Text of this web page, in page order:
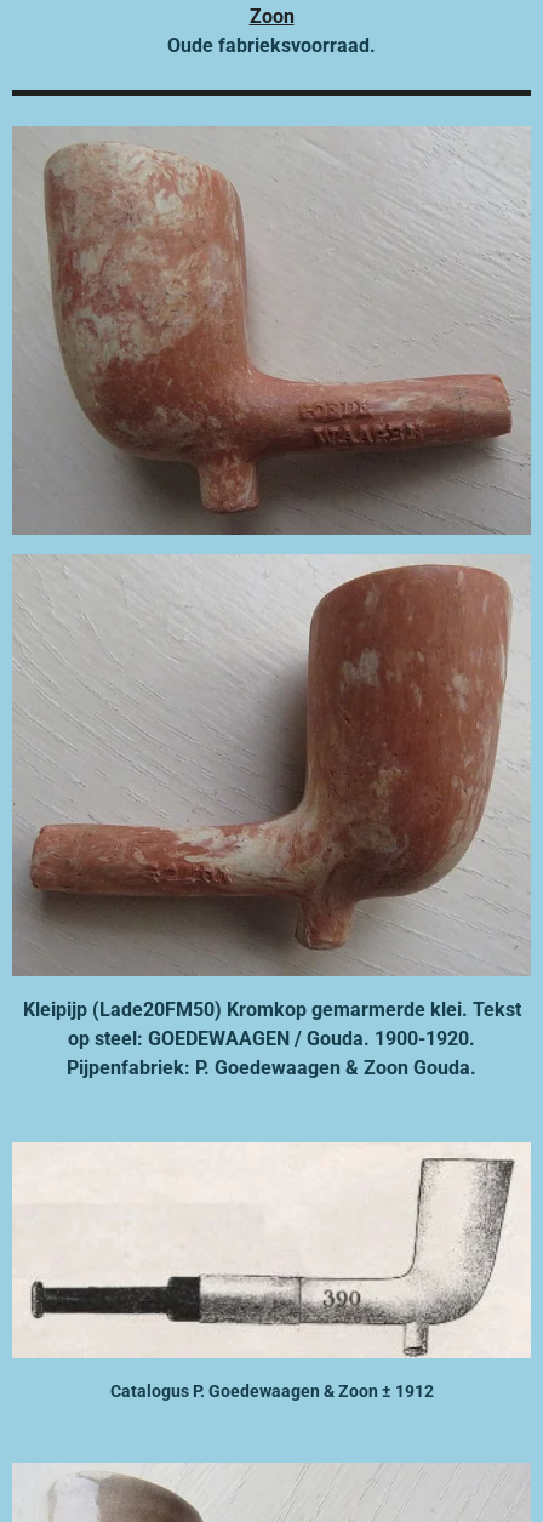
Zoon
Oude fabrieksvoorraad.
Kleipijp (Lade20FM50) Kromkop gemarmerde klei. Tekst
op steel: GOEDEWAAGEN / Gouda. 1900-1920.
Pijpenfabriek: P. Goedewaagen & Zoon Gouda.
Catalogus P. Goedewaagen & Zoon ± 1912